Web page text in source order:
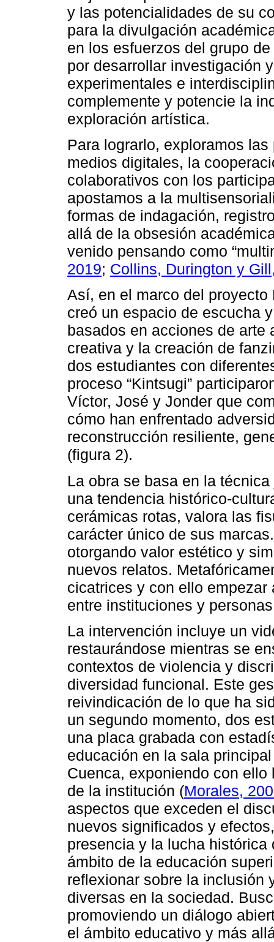
y las potencialidades de su
para la divulgación
en los esfuerzos del grupo
por desarrollar investigación
experimentales e
complemente y potencie la
exploración artística.
Para lograrlo, exploramos
medios digitales, la
colaborativos con los
apostamos a la
formas de indagación,
allá de la obsesión
venido pensando como
2019; Collins, Durington y
Así, en el marco del
creó un espacio de escucha
basados en acciones de arte
creativa y la creación de
dos estudiantes con
proceso “Kintsugi”
Víctor, José y Jonder que
cómo han enfrentado
reconstrucción resiliente,
(figura 2).
La obra se basa en la
una tendencia histórico-
cerámicas rotas, valora las
carácter único de sus
otorgando valor estético y
nuevos relatos.
cicatrices y con ello
entre instituciones y
La intervención incluye un
restaurándose mientras se
contextos de violencia y
diversidad funcional. Este
reivindicación de lo que ha
un segundo momento, dos
una placa grabada con
educación en la sala
Cuenca, exponiendo con
de la institución (Morales,
aspectos que exceden el
nuevos significados y
presencia y la lucha
ámbito de la educación
reflexionar sobre la inclusión
diversas en la sociedad.
promoviendo un diálogo
el ámbito educativo y más